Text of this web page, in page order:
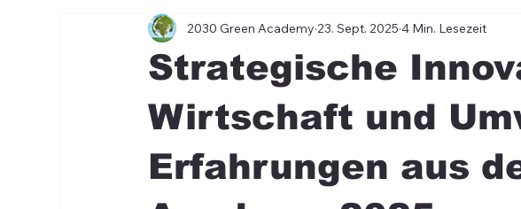
Strategische
Wirtschaft und
Erfahrungen aus
2030 Green Academy 23. Sept. 2025 4 Min. Lesezeit